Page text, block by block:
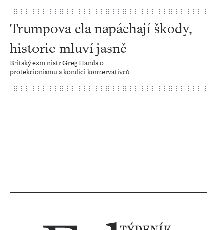
Trumpova cla napáchají škody,
historie mluví jasně
Britský exministr Greg Hands o
protekcionismu a kondici konzervativců